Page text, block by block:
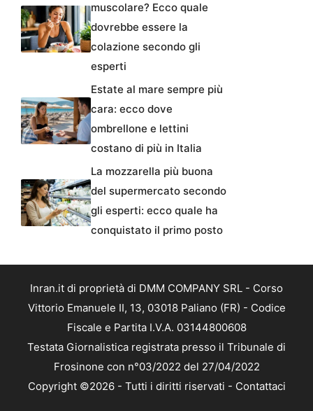
muscolare? Ecco quale
dovrebbe essere la
colazione secondo gli
esperti
Estate al mare sempre più
cara: ecco dove
ombrellone e lettini
costano di più in Italia
La mozzarella più buona
del supermercato secondo
gli esperti: ecco quale ha
conquistato il primo posto
Inran.it di proprietà di DMM COMPANY SRL - Corso
Vittorio Emanuele II, 13, 03018 Paliano (FR) - Codice
Fiscale e Partita I.V.A. 03144800608
Testata Giornalistica registrata presso il Tribunale di
Frosinone con n°03/2022 del 27/04/2022
Copyright ©2026 - Tutti i diritti riservati - Contattaci